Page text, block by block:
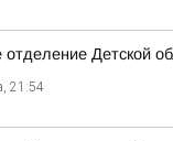
Детской
21:54